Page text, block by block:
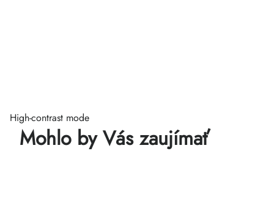
High-contrast mode
Mohlo by Vás zaujímať